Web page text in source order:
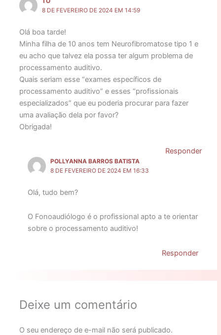
8 DE FEVEREIRO DE 2024 EM 14:59
Olá boa tarde!
Minha filha de 10 anos tem Neurofibromatose tipo 1 e
eu acho que talvez ela possa ter algum problema de
processamento auditivo.
Quais seriam esse “exames específicos de
processamento auditivo” e esses “profissionais
especializados” que eu poderia procurar para fazer
uma avaliação dela por favor?
Obrigada!
Responder
POLLYANNA BARROS BATISTA
8 DE FEVEREIRO DE 2024 EM 16:33
Olá, tudo bem?
O Fonoaudiólogo é o profissional apto a te orientar
sobre o processamento auditivo!
Responder
Deixe um comentário
O seu endereço de e-mail não será publicado.